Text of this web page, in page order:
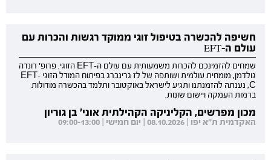
חשיפה להכשרה בטיפול זוגי ממוקד רגשות והכרות עם
עולם ה-EFT
שמחים להזמינכם להכרות משמעותית עם עולם ה-EFT הזוגי. פרופ' רונדה
גולדמן, מומחית עולמית ושותפה של לז גרינברג בפיתוח המודל הזוגי EFT-
C, נענתה להזמנתנו ותגיע לישראל באוקטובר ותלמד בהכשרה מודולות
ברמות העמקה ויישום שונות.
מכון מפרשים, הקליניקה הקהילתית אוני' בן גוריון
האקדמית ת"א יפו | 08.10.2026 | יום חמישי | 09:00-13:00